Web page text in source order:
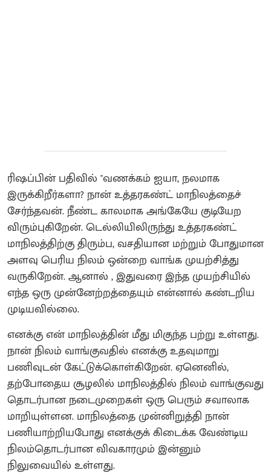
ரிஷப்பின் பதிவில் "வணக்கம் ஐயா, நலமாக
இருக்கிறீர்களா? நான் உத்தரகண்ட் மாநிலத்தைச்
சேர்ந்தவன். நீண்ட காலமாக அங்கேயே குடியேற
விரும்புகிறேன். டெல்லியிலிருந்து உத்தரகண்ட்
மாநிலத்திற்கு திரும்ப, வசதியான மற்றும் போதுமான
அளவு பெரிய நிலம் ஒன்றை வாங்க முயற்சித்து
வருகிறேன். ஆனால் , இதுவரை இந்த முயற்சியில்
எந்த ஒரு முன்னேற்றத்தையும் என்னால் கண்டறிய
முடியவில்லை.
எனக்கு என் மாநிலத்தின் மீது மிகுந்த பற்று உள்ளது.
நான் நிலம் வாங்குவதில் எனக்கு உதவுமாறு
பணிவுடன் கேட்டுக்கொள்கிறேன். ஏனெனில்,
தற்போதைய சூழலில் மாநிலத்தில் நிலம் வாங்குவது
தொடர்பான நடைமுறைகள் ஒரு பெரும் சவாலாக
மாறியுள்ளன. மாநிலத்தை முன்னிறுத்தி நான்
பணியாற்றியபோது எனக்குக் கிடைக்க வேண்டிய
நிலம்தொடர்பான விவகாரமும் இன்னும்
நிலுவையில் உள்ளது.